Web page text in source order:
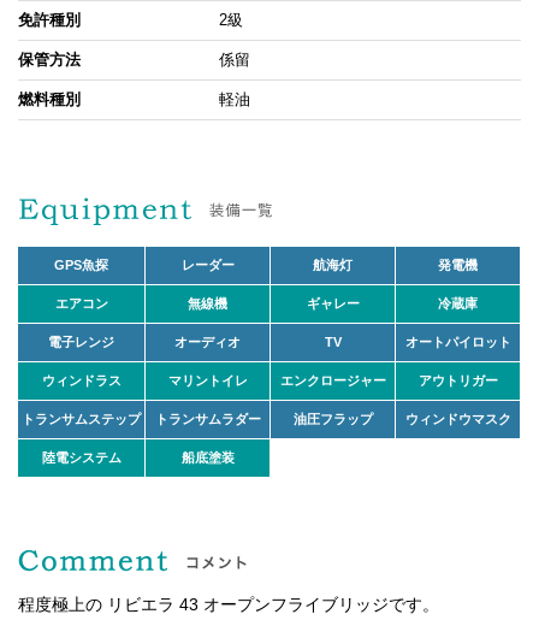
免許種別 2級
保管方法 係留
燃料種別 軽油
GPS魚探 レーダー 航海灯 発電機
エアコン 無線機 ギャレー 冷蔵庫
電子レンジ オーディオ TV オートパイロット
ウィンドラス マリントイレ エンクロージャー アウトリガー
トランサムステップ トランサムラダー 油圧フラップ ウィンドウマスク
陸電システム 船底塗装
程度極上の リビエラ 43 オープンフライブリッジです。